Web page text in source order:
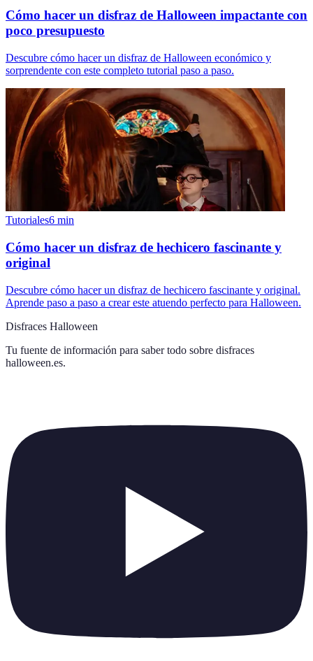
Cómo hacer un disfraz de Halloween impactante con
poco presupuesto
Descubre cómo hacer un disfraz de Halloween económico y
sorprendente con este completo tutorial paso a paso.
Tutoriales6 min
Cómo hacer un disfraz de hechicero fascinante y
original
Descubre cómo hacer un disfraz de hechicero fascinante y original.
Aprende paso a paso a crear este atuendo perfecto para Halloween.
Disfraces Halloween
Tu fuente de información para saber todo sobre disfraces
halloween.es.